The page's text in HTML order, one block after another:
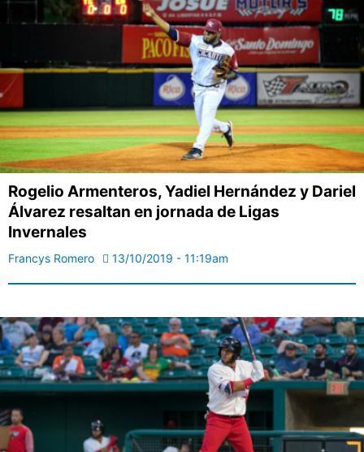
Rogelio Armenteros, Yadiel Hernández y Dariel
Álvarez resaltan en jornada de Ligas
Invernales
Francys Romero 13/10/2019 - 11:19am